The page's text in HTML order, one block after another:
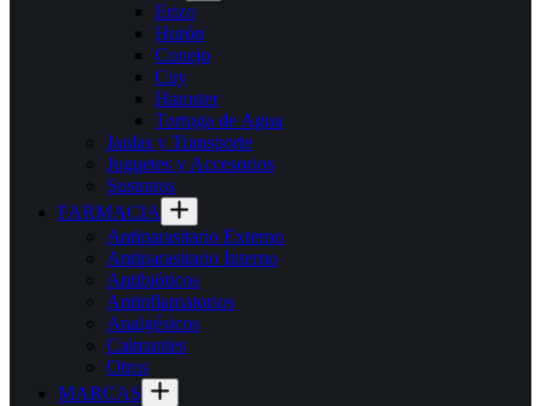
Erizo
Hurón
Conejo
Cuy
Hamster
Tortuga de Agua
Jaulas y Transporte
Juguetes y Accesorios
Sustratos
FARMACIA
Antiparasitario Externo
Antiparasitario Interno
Antibióticos
Antinflamatorios
Analgésicos
Calmantes
Otros
MARCAS